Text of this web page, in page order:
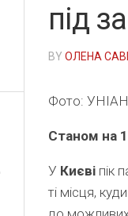
під
BY ОЛЕНА
Фото: УНІАН
Станом на
У Києві пік
ті місця,